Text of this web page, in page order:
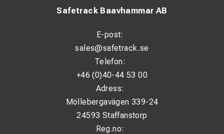
Safetrack Baavhammar AB
E-post:
sales@safetrack.se
Telefon:
+46 (0)40-44 53 00
Adress:
Möllebergavägen 339-24
24593 Staffanstorp
Reg.no: